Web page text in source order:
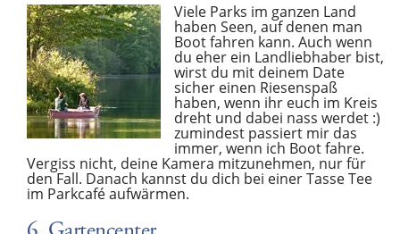
Viele Parks im ganzen Land
haben Seen, auf denen man
Boot fahren kann. Auch wenn
du eher ein Landliebhaber bist,
wirst du mit deinem Date
sicher einen Riesenspaß
haben, wenn ihr euch im Kreis
dreht und dabei nass werdet :)
zumindest passiert mir das
immer, wenn ich Boot fahre.
Vergiss nicht, deine Kamera mitzunehmen, nur für
den Fall. Danach kannst du dich bei einer Tasse Tee
im Parkcafé aufwärmen.